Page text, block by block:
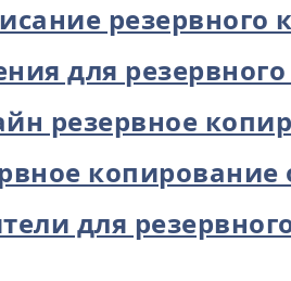
резервного
для
резервное
копирование
для